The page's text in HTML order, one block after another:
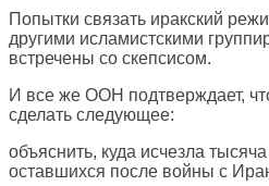
Попытки связать иракский
другими исламистскими
встречены со скепсисом.
И все же ООН подтверждает,
сделать следующее:
объяснить, куда исчезла
оставшихся после войны с